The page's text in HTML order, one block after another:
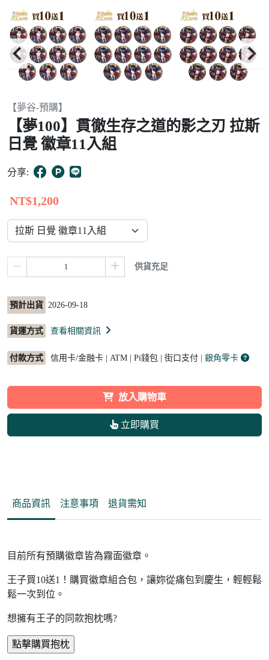
Item
of
15
【夢谷-預購】
【夢100】貫徹生存之道的影之刃 拉斯
日覺 徽章11入組
分享:
NT$1,200
供貨充足
預計出貨 2026-09-18
貨運方式 查看相關資訊
付款方式 信用卡/金融卡 | ATM | Pi錢包 | 街口支付 | 銀角零卡
放入購物車
立即購買
商品資訊 注意事項 退貨需知
目前所有預購徽章皆為霧面徽章。
王子買10送1！購買徽章組合包，讓妳從痛包到慶生，輕輕鬆
鬆一次到位。
想擁有王子的同款抱枕嗎?